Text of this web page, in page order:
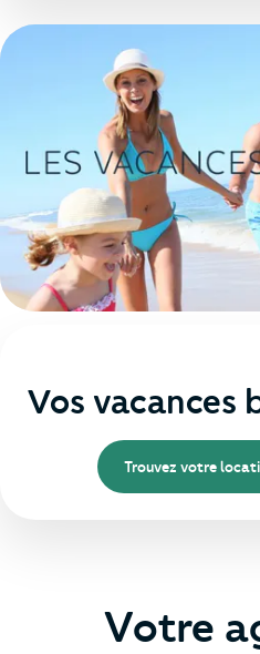
Vos vacances
Trouvez votre
Votre